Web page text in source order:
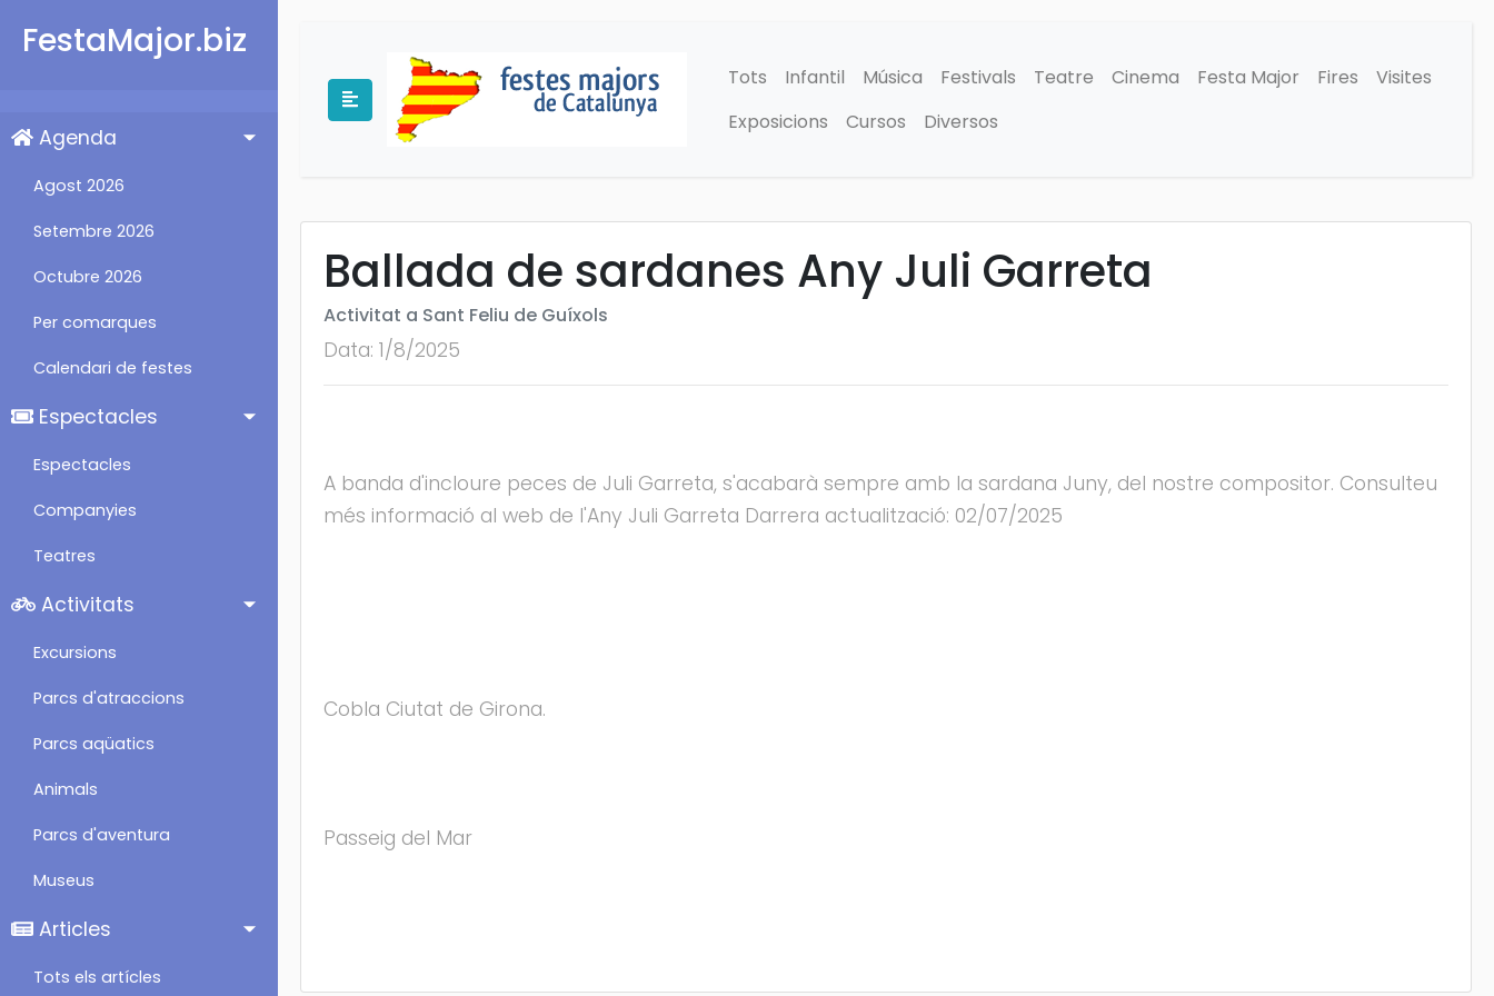
FestaMajor.biz
Agenda
Agost 2026
Setembre 2026
Octubre 2026
Per comarques
Calendari de festes
Espectacles
Espectacles
Companyies
Teatres
Activitats
Excursions
Parcs d'atraccions
Parcs aqüatics
Animals
Parcs d'aventura
Museus
Articles
Tots els artícles
Tots Infantil Música Festivals Teatre Cinema Festa Major Fires
Visites
Exposicions
Cursos Diversos
Ballada de sardanes Any Juli Garreta
Activitat a Sant Feliu de Guíxols
Data: 1/8/2025
A banda d'incloure peces de Juli Garreta, s'acabarà sempre amb la sardana Juny, del nostre compositor. Consulteu
més informació al web de l'Any Juli Garreta Darrera actualització: 02/07/2025
Cobla Ciutat de Girona.
Passeig del Mar